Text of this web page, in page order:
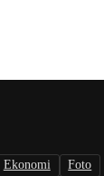
Ekonomi Foto